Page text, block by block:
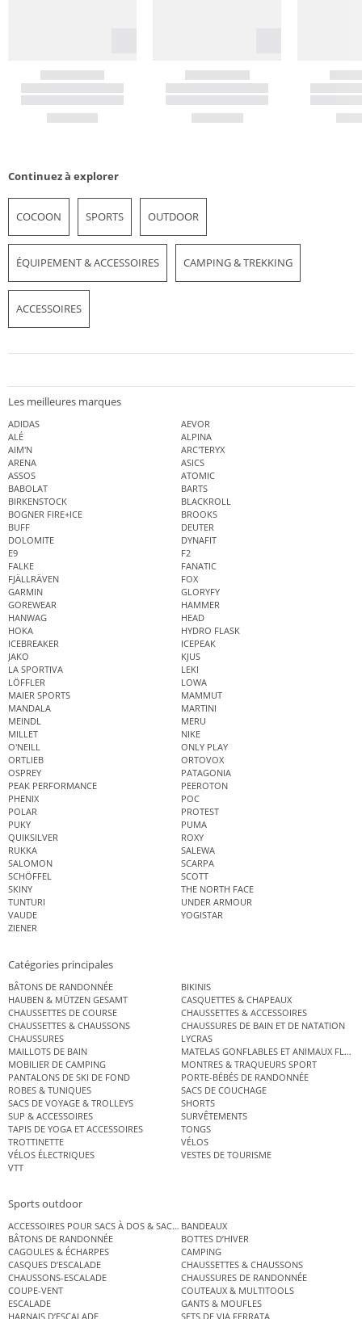
Continuez à explorer
COCOON SPORTS OUTDOOR
ÉQUIPEMENT & ACCESSOIRES CAMPING & TREKKING
ACCESSOIRES
Les meilleures marques
ADIDAS
AEVOR
ALÉ
ALPINA
AIM'N
ARC'TERYX
ARENA
ASICS
ASSOS
ATOMIC
BABOLAT
BARTS
BIRKENSTOCK
BLACKROLL
BOGNER FIRE+ICE
BROOKS
BUFF
DEUTER
DOLOMITE
DYNAFIT
E9
F2
FALKE
FANATIC
FJÄLLRÄVEN
FOX
GARMIN
GLORYFY
GOREWEAR
HAMMER
HANWAG
HEAD
HOKA
HYDRO FLASK
ICEBREAKER
ICEPEAK
JAKO
KJUS
LA SPORTIVA
LEKI
LÖFFLER
LOWA
MAIER SPORTS
MAMMUT
MANDALA
MARTINI
MEINDL
MERU
MILLET
NIKE
O'NEILL
ONLY PLAY
ORTLIEB
ORTOVOX
OSPREY
PATAGONIA
PEAK PERFORMANCE
PEEROTON
PHENIX
POC
POLAR
PROTEST
PUKY
PUMA
QUIKSILVER
ROXY
RUKKA
SALEWA
SALOMON
SCARPA
SCHÖFFEL
SCOTT
SKINY
THE NORTH FACE
TUNTURI
UNDER ARMOUR
VAUDE
YOGISTAR
ZIENER
Catégories principales
BÂTONS DE RANDONNÉE
BIKINIS
HAUBEN & MÜTZEN GESAMT
CASQUETTES & CHAPEAUX
CHAUSSETTES DE COURSE
CHAUSSETTES & ACCESSOIRES
CHAUSSETTES & CHAUSSONS
CHAUSSURES DE BAIN ET DE NATATION
CHAUSSURES
LYCRAS
MAILLOTS DE BAIN
MATELAS GONFLABLES ET ANIMAUX
MOBILIER DE CAMPING
MONTRES & TRAQUEURS SPORT
PANTALONS DE SKI DE FOND
PORTE-BÉBÉS DE RANDONNÉE
ROBES & TUNIQUES
SACS DE COUCHAGE
SACS DE VOYAGE & TROLLEYS
SHORTS
SUP & ACCESSOIRES
SURVÊTEMENTS
TAPIS DE YOGA ET ACCESSOIRES
TONGS
TROTTINETTE
VÉLOS
VÉLOS ÉLECTRIQUES
VESTES DE TOURISME
VTT
Sports outdoor
ACCESSOIRES POUR SACS À DOS & SACS ÉTANCHES
BANDEAUX
BÂTONS DE RANDONNÉE
BOTTES D’HIVER
CAGOULES & ÉCHARPES
CAMPING
CASQUES D’ESCALADE
CHAUSSETTES & CHAUSSONS
CHAUSSONS-ESCALADE
CHAUSSURES DE RANDONNÉE
COUPE-VENT
COUTEAUX & MULTITOOLS
ESCALADE
GANTS & MOUFLES
HARNAIS D’ESCALADE
SETS DE VIA FERRATA